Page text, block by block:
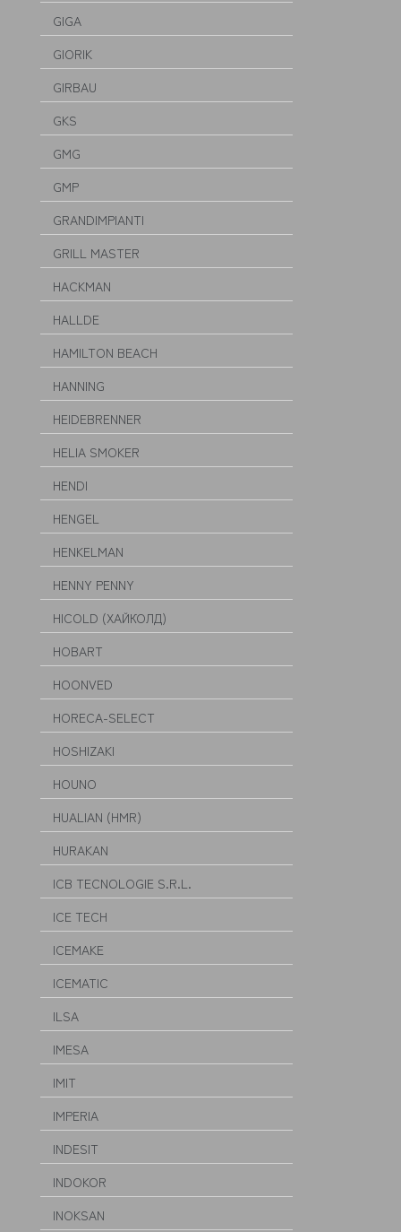
GIGA
GIORIK
GIRBAU
GKS
GMG
GMP
GRANDIMPIANTI
GRILL MASTER
HACKMAN
HALLDE
HAMILTON BEACH
HANNING
HEIDEBRENNER
HELIA SMOKER
HENDI
HENGEL
HENKELMAN
HENNY PENNY
HICOLD (ХАЙКОЛД)
HOBART
HOONVED
HORECA-SELECT
HOSHIZAKI
HOUNO
HUALIAN (HMR)
HURAKAN
ICB TECNOLOGIE S.R.L.
ICE TECH
ICEMAKE
ICEMATIC
ILSA
IMESA
IMIT
IMPERIA
INDESIT
INDOKOR
INOKSAN